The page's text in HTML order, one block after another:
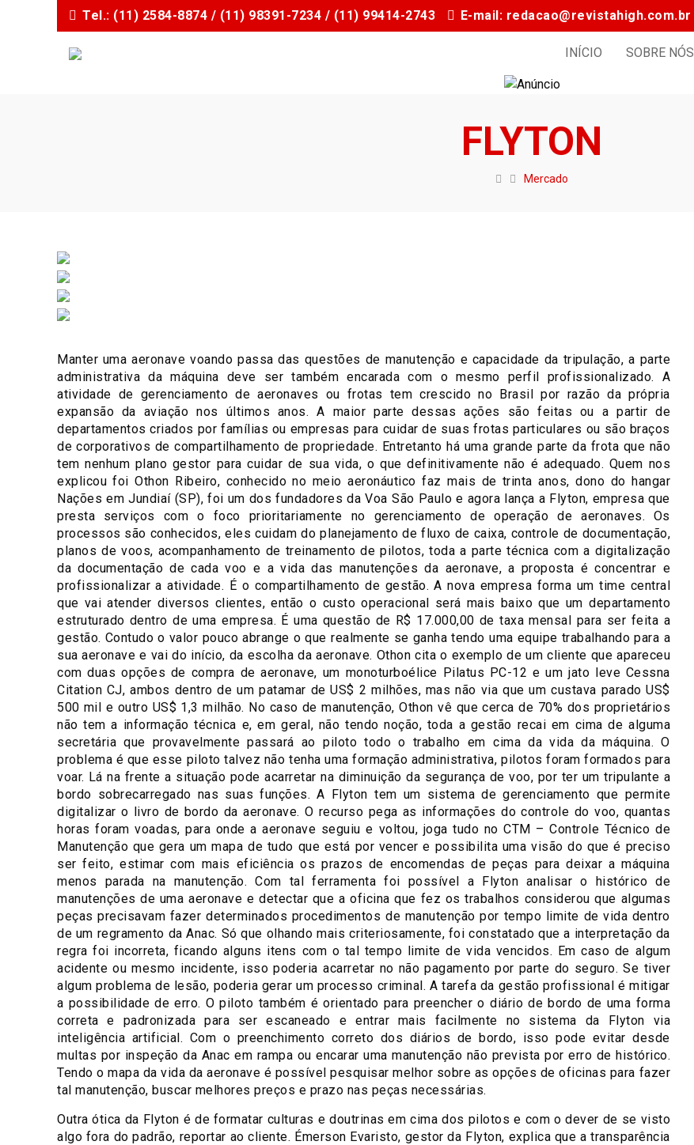
Tel.: (11) 2584-8874 / (11) 98391-7234 / (11) 99414-2743 E-mail: redacao@revistahigh.com.br
INÍCIO SOBRE NÓS
FLYTON
Mercado
Manter uma aeronave voando passa das questões de manutenção e capacidade da tripulação, a parte
administrativa da máquina deve ser também encarada com o mesmo perfil profissionalizado. A
atividade de gerenciamento de aeronaves ou frotas tem crescido no Brasil por razão da própria
expansão da aviação nos últimos anos. A maior parte dessas ações são feitas ou a partir de
departamentos criados por famílias ou empresas para cuidar de suas frotas particulares ou são braços
de corporativos de compartilhamento de propriedade. Entretanto há uma grande parte da frota que não
tem nenhum plano gestor para cuidar de sua vida, o que definitivamente não é adequado. Quem nos
explicou foi Othon Ribeiro, conhecido no meio aeronáutico faz mais de trinta anos, dono do hangar
Nações em Jundiaí (SP), foi um dos fundadores da Voa São Paulo e agora lança a Flyton, empresa que
presta serviços com o foco prioritariamente no gerenciamento de operação de aeronaves. Os
processos são conhecidos, eles cuidam do planejamento de fluxo de caixa, controle de documentação,
planos de voos, acompanhamento de treinamento de pilotos, toda a parte técnica com a digitalização
da documentação de cada voo e a vida das manutenções da aeronave, a proposta é concentrar e
profissionalizar a atividade. É o compartilhamento de gestão. A nova empresa forma um time central
que vai atender diversos clientes, então o custo operacional será mais baixo que um departamento
estruturado dentro de uma empresa. É uma questão de R$ 17.000,00 de taxa mensal para ser feita a
gestão. Contudo o valor pouco abrange o que realmente se ganha tendo uma equipe trabalhando para a
sua aeronave e vai do início, da escolha da aeronave. Othon cita o exemplo de um cliente que apareceu
com duas opções de compra de aeronave, um monoturboélice Pilatus PC-12 e um jato leve Cessna
Citation CJ, ambos dentro de um patamar de US$ 2 milhões, mas não via que um custava parado US$
500 mil e outro US$ 1,3 milhão. No caso de manutenção, Othon vê que cerca de 70% dos proprietários
não tem a informação técnica e, em geral, não tendo noção, toda a gestão recai em cima de alguma
secretária que provavelmente passará ao piloto todo o trabalho em cima da vida da máquina. O
problema é que esse piloto talvez não tenha uma formação administrativa, pilotos foram formados para
voar. Lá na frente a situação pode acarretar na diminuição da segurança de voo, por ter um tripulante a
bordo sobrecarregado nas suas funções. A Flyton tem um sistema de gerenciamento que permite
digitalizar o livro de bordo da aeronave. O recurso pega as informações do controle do voo, quantas
horas foram voadas, para onde a aeronave seguiu e voltou, joga tudo no CTM – Controle Técnico de
Manutenção que gera um mapa de tudo que está por vencer e possibilita uma visão do que é preciso
ser feito, estimar com mais eficiência os prazos de encomendas de peças para deixar a máquina
menos parada na manutenção. Com tal ferramenta foi possível a Flyton analisar o histórico de
manutenções de uma aeronave e detectar que a oficina que fez os trabalhos considerou que algumas
peças precisavam fazer determinados procedimentos de manutenção por tempo limite de vida dentro
de um regramento da Anac. Só que olhando mais criteriosamente, foi constatado que a interpretação da
regra foi incorreta, ficando alguns itens com o tal tempo limite de vida vencidos. Em caso de algum
acidente ou mesmo incidente, isso poderia acarretar no não pagamento por parte do seguro. Se tiver
algum problema de lesão, poderia gerar um processo criminal. A tarefa da gestão profissional é mitigar
a possibilidade de erro. O piloto também é orientado para preencher o diário de bordo de uma forma
correta e padronizada para ser escaneado e entrar mais facilmente no sistema da Flyton via
inteligência artificial. Com o preenchimento correto dos diários de bordo, isso pode evitar desde
multas por inspeção da Anac em rampa ou encarar uma manutenção não prevista por erro de histórico.
Tendo o mapa da vida da aeronave é possível pesquisar melhor sobre as opções de oficinas para fazer
tal manutenção, buscar melhores preços e prazo nas peças necessárias.
Outra ótica da Flyton é de formatar culturas e doutrinas em cima dos pilotos e com o dever de se visto
algo fora do padrão, reportar ao cliente. Émerson Evaristo, gestor da Flyton, explica que a transparência